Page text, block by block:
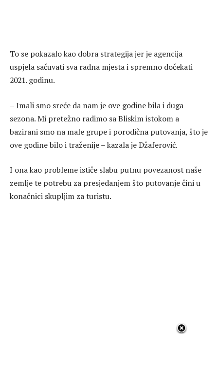
To se pokazalo kao dobra strategija jer je agencija
uspjela sačuvati sva radna mjesta i spremno dočekati
2021. godinu.
– Imali smo sreće da nam je ove godine bila i duga
sezona. Mi pretežno radimo sa Bliskim istokom a
bazirani smo na male grupe i porodična putovanja, što je
ove godine bilo i traženije – kazala je Džaferović.
I ona kao probleme ističe slabu putnu povezanost naše
zemlje te potrebu za presjedanjem što putovanje čini u
konačnici skupljim za turistu.